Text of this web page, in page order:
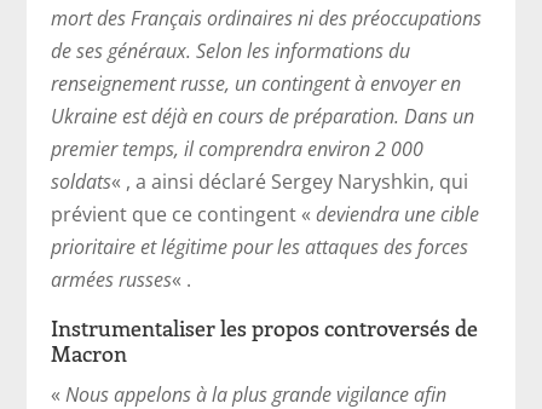
mort des Français ordinaires ni des préoccupations
de ses généraux. Selon les informations du
renseignement russe, un contingent à envoyer en
Ukraine est déjà en cours de préparation. Dans un
premier temps, il comprendra environ 2 000
soldats« , a ainsi déclaré Sergey Naryshkin, qui
prévient que ce contingent «deviendra une cible
prioritaire et légitime pour les attaques des forces
armées russes« .
Instrumentaliser les propos controversés de
Macron
«Nous appelons à la plus grande vigilance afin